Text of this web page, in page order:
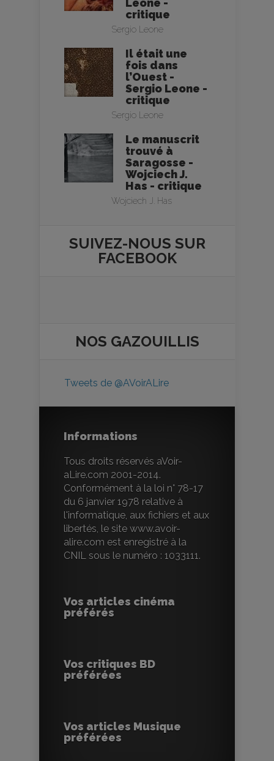
Leone -
critique
Sergio Leone
Il était une
fois dans
l’Ouest -
Sergio Leone -
critique
Sergio Leone
Le manuscrit
trouvé à
Saragosse -
Wojciech J.
Has - critique
Wojciech J. Has
SUIVEZ-NOUS SUR
FACEBOOK
NOS GAZOUILLIS
Tweets de @AVoirALire
Informations
Tous droits réservés aVoir-
aLire.com 2001-2014.
Conformément à la loi n° 78-17
du 6 janvier 1978 relative à
l'informatique, aux fichiers et aux
libertés, le site www.avoir-
alire.com est enregistré à la
CNIL sous le numéro : 1033111.
Vos articles cinéma
préférés
Vos critiques BD
préférées
Vos articles Musique
préférées